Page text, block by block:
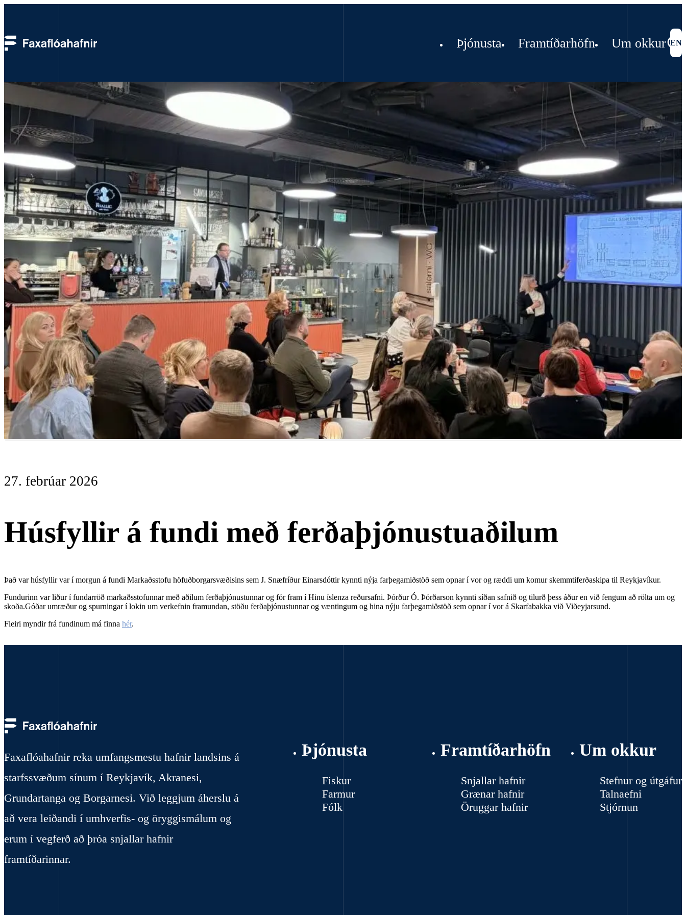
Þjónusta Framtíðarhöfn Um okkur EN
27. febrúar 2026
Húsfyllir á fundi með ferðaþjónustuaðilum
Það var húsfyllir var í morgun á fundi Markaðsstofu höfuðborgarsvæðisins sem J. Snæfríður Einarsdóttir kynnti nýja farþegamiðstöð sem opnar í vor og ræddi um komur skemmtiferðaskipa til Reykjavíkur.
Fundurinn var liður í fundarröð markaðsstofunnar með aðilum ferðaþjónustunnar og fór fram í Hinu íslenza reðursafni. Þórður Ó. Þórðarson kynnti síðan safnið og tilurð þess áður en við fengum að rölta um og
skoða.Góðar umræður og spurningar í lokin um verkefnin framundan, stöðu ferðaþjónustunnar og væntingum og hina nýju farþegamiðstöð sem opnar í vor á Skarfabakka við Viðeyjarsund.
Fleiri myndir frá fundinum má finna hér.
Faxaflóahafnir reka umfangsmestu hafnir landsins á
starfssvæðum sínum í Reykjavík, Akranesi,
Grundartanga og Borgarnesi. Við leggjum áherslu á
að vera leiðandi í umhverfis- og öryggismálum og
erum í vegferð að þróa snjallar hafnir
framtíðarinnar.
Þjónusta
Fiskur
Farmur
Fólk
Framtíðarhöfn
Snjallar hafnir
Grænar hafnir
Öruggar hafnir
Um okkur
Stefnur og útgáfur
Talnaefni
Stjórnun